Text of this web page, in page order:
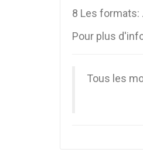
8 Les formats:
Pour plus
Tous les